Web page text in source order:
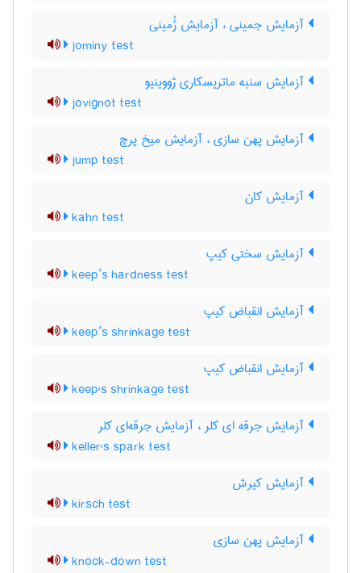
آزمایش جمینی ، آزمایش ژُمینی
jominy test
آزمایش سنبه ماتریسکاری ژووینیو
jovignot test
آزمایش پهن سازی ، آزمایش میخ پرچ
jump test
آزمایش کان
kahn test
آزمایش سختی کیپ
keep’s hardness test
آزمایش انقباض کیپ
keep’s shrinkage test
آزمایش انقباض کیپ
keep's shrinkage test
آزمایش جرقه ای کلر ، آزمایش جرقه‌ای کلر
keller's spark test
آزمایش کیرش
kirsch test
آزمایش پهن سازی
knock-down test